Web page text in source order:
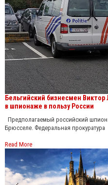
Бельгийский бизнесмен
в шпионаже в пользу России
Предполагаемый российский
Брюсселе. Федеральная прокуратура
Read More